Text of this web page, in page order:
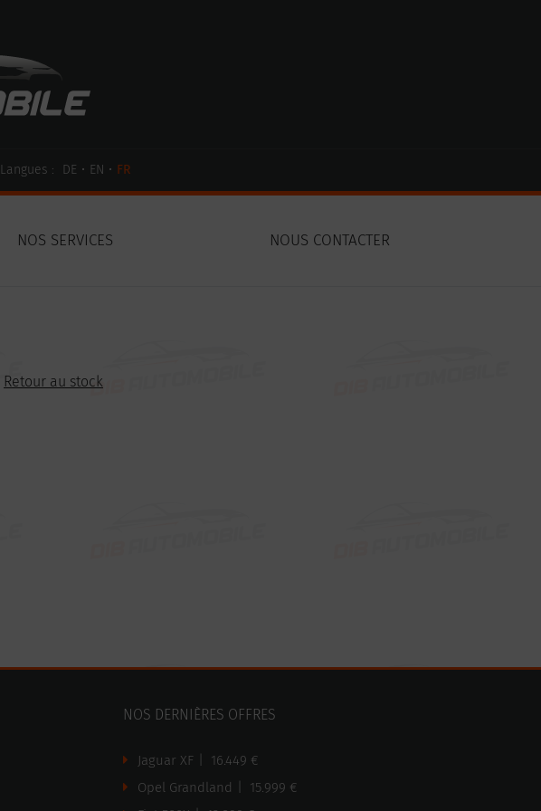
Langues : DE • EN • FR
NOS SERVICES NOUS CONTACTER
Retour au stock
NOS DERNIÈRES OFFRES
Jaguar XF
16.449 €
Opel Grandland
15.999 €